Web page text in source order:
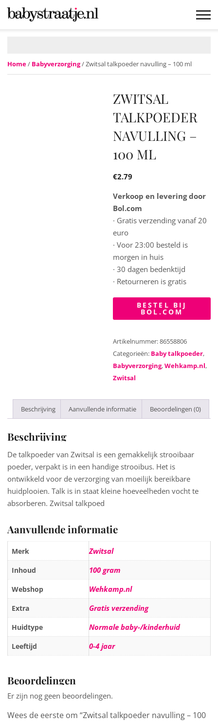
Home/ Babyverzorging/ Zwitsal talkpoeder navulling – 100 ml
ZWITSAL
TALKPOEDER
NAVULLING –
100 ML
€2.79
Verkoop en levering door
Bol.com
· Gratis verzending vanaf 20
euro
· Voor 23:00 besteld is
morgen in huis
· 30 dagen bedenktijd
· Retourneren is gratis
BESTEL BIJ
BOL.COM
Artikelnummer:86558806
Categorieën: Baby talkpoeder,
Babyverzorging,Wehkamp.nl,
Zwitsal
Beschrijving Aanvullende informatie Beoordelingen (0)
Beschrijving
De talkpoeder van Zwitsal is een gemakkelijk strooibaar
poeder, verpakt is in een handige strooibus. Het is
ontwikkeld voor de verzorging van moeilijk bereikbare
huidplooien. Talk is in staat kleine hoeveelheden vocht te
absorberen. Zwitsal talkpoed
Aanvullende informatie
Merk Zwitsal
Inhoud 100 gram
Webshop Wehkamp.nl
Extra Gratis verzending
Huidtype Normale baby-/kinderhuid
Leeftijd 0-4 jaar
Beoordelingen
Er zijn nog geen beoordelingen.
Wees de eerste om “Zwitsal talkpoeder navulling – 100